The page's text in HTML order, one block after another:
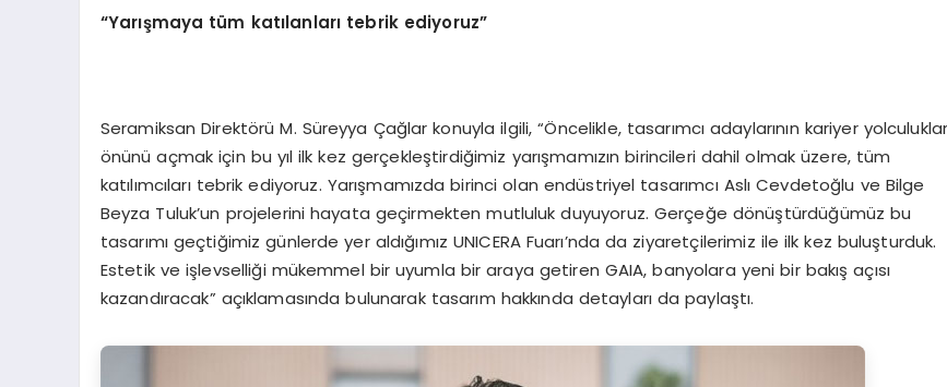
“Yarışmaya tüm katılanları tebrik ediyoruz”
Seramiksan Direktörü M. Süreyya Çağlar konuyla ilgili, “Öncelikle, tasarımcı adaylarının kariyer
önünü açmak için bu yıl ilk kez gerçekleştirdiğimiz yarışmamızın birincileri dahil olmak üzere, tüm
katılımcıları tebrik ediyoruz. Yarışmamızda birinci olan endüstriyel tasarımcı Aslı Cevdetoğlu ve Bilge
Beyza Tuluk’un projelerini hayata geçirmekten mutluluk duyuyoruz. Gerçeğe dönüştürdüğümüz bu
tasarımı geçtiğimiz günlerde yer aldığımız UNICERA Fuarı’nda da ziyaretçilerimiz ile ilk kez buluşturduk.
Estetik ve işlevselliği mükemmel bir uyumla bir araya getiren GAIA, banyolara yeni bir bakış açısı
kazandıracak” açıklamasında bulunarak tasarım hakkında detayları da paylaştı.